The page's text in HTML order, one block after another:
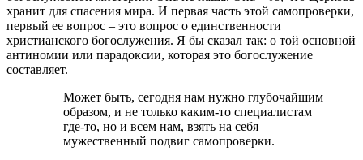
хранит для спасения мира. И первая часть этой самопроверки,
первый ее вопрос – это вопрос о единственности
христианского богослужения. Я бы сказал так: о той основной
антиномии или парадоксии, которая это богослужение
составляет.
Может быть, сегодня нам нужно глубочайшим
образом, и не только каким-то специалистам
где-то, но и всем нам, взять на себя
мужественный подвиг самопроверки.